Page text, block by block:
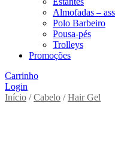
Almofadas –
Polo Barbeiro
Pousa-pés
Trolleys
Promoções
Carrinho
Login
Início /Cabelo /Hair Gel